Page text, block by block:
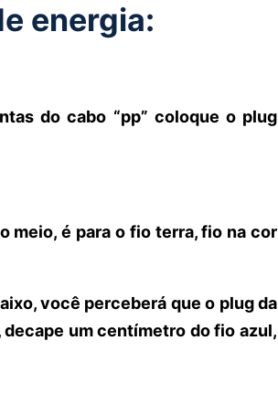
energia:
do cabo “pp” coloque o plug
meio, é para o fio terra, fio na cor
você perceberá que o plug da
um centímetro do fio azul,